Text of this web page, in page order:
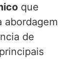
que
abordagem
de